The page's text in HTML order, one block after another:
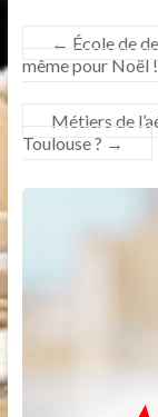
← École de
même pour Noël !
Métiers de
Toulouse ? →